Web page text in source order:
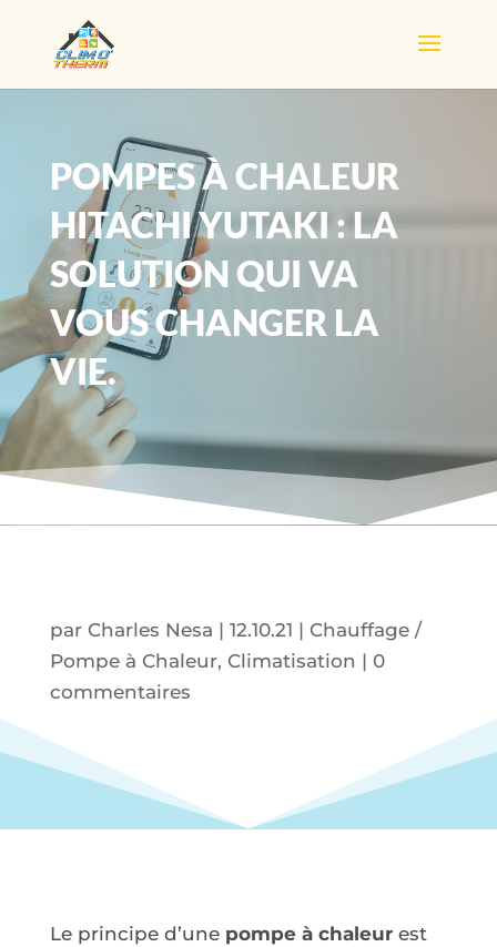
POMPES À CHALEUR
HITACHI YUTAKI : LA
SOLUTION QUI VA
VOUS CHANGER LA
VIE.
par Charles Nesa | 12.10.21 | Chauffage /
Pompe à Chaleur, Climatisation | 0
commentaires
Le principe d’une pompe à chaleurest